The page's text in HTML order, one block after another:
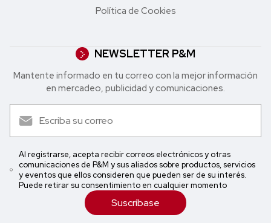
Política de Cookies
NEWSLETTER P&M
Mantente informado en tu correo con la mejor in formación
en mercadeo, publicidad y comunicaciones.
Al registrarse, acepta recibir correos electrónicos y otras
comunicaciones de P&M y sus aliados sobre productos, servicios
y eventos que ellos consideren que pueden ser de su interés.
Puede retirar su consentimiento en cualquier momento
Suscríbase